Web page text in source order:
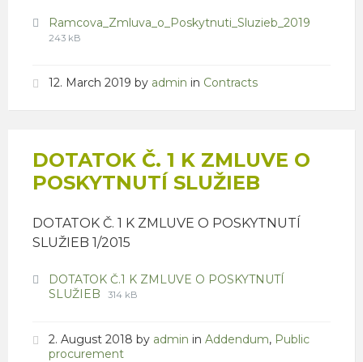
Attachments
Ramcova_Zmluva_o_Poskytnuti_Sluzieb_2019
243 kB
12. March 2019 by admin in Contracts
DOTATOK Č. 1 K ZMLUVE O
POSKYTNUTÍ SLUŽIEB
DOTATOK Č. 1 K ZMLUVE O POSKYTNUTÍ
SLUŽIEB 1/2015
Attachments
DOTATOK Č.1 K ZMLUVE O POSKYTNUTÍ
SLUŽIEB
File
File
314 kB
2. August 2018 by admin in Addendum, Public
procurement